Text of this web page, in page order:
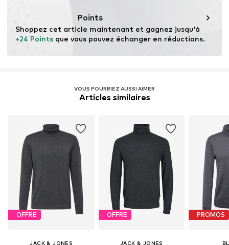
animaux et la gestion des terres avant, pendant et après
l'extraction des matières.
En savoir plus
Points
+24 Points que vous pouvez échanger en réductions.
VOUS POURRIEZ AUSSI AIMER
Articles similaires
OFFRE
JACK & JONES
OFFRE
JACK & JONES
PROMOS